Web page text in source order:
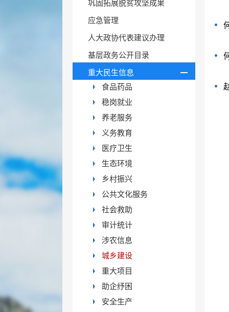
巩固拓展脱贫攻坚成果
应急管理
人大政协代表建议办理
基层政务公开目录
重大民生信息
食品药品
稳岗就业
养老服务
义务教育
医疗卫生
生态环境
乡村振兴
公共文化服务
社会救助
审计统计
涉农信息
城乡建设
重大项目
助企纾困
安全生产